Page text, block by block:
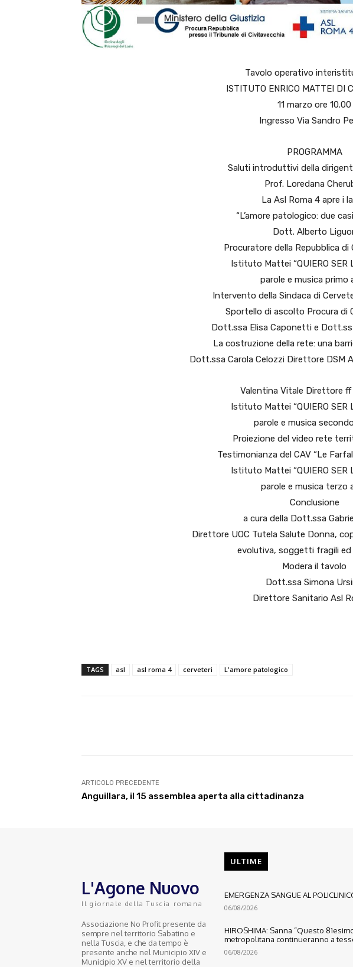
Tavolo operativo
ISTITUTO ENRICO MATTEI DI
11 marzo ore 10.00
Ingresso Via Sandro
PROGRAMMA
Saluti introduttivi della
Prof. Loredana
La Asl Roma 4 apre i
“L’amore patologico: due
Dott. Alberto
Procuratore della Repubblica di
Istituto Mattei “QUIERO SER
parole e musica primo
Intervento della Sindaca di
Sportello di ascolto Procura di
Dott.ssa Elisa Caponetti e
La costruzione della rete: una
Dott.ssa Carola Celozzi Direttore DSM
Valentina Vitale Direttore ff
Istituto Mattei “QUIERO SER
parole e musica
Proiezione del video rete
Testimonianza del CAV “Le
Istituto Mattei “QUIERO SER
parole e musica terzo
Conclusione
a cura della Dott.ssa
Direttore UOC Tutela Salute Donna,
evolutiva, soggetti fragili
Modera il tavolo
Dott.ssa Simona
Direttore Sanitario Asl
TAGS asl asl roma 4 cerveteri L'amore patologico
ARTICOLO PRECEDENTE
Anguillara, il 15 assemblea aperta alla cittadinanza
L'Agone Nuovo
Il giornale della Tuscia romana
Associazione No Profit presente da
sempre nel territorio Sabatino e
nella Tuscia, e che da tempo è
presente anche nel Municipio XIV e
Municipio XV e nel territorio della
ULTIME
EMERGENZA SANGUE AL
06/08/2026
HIROSHIMA: Sanna “Questo
metropolitana continueranno a
06/08/2026